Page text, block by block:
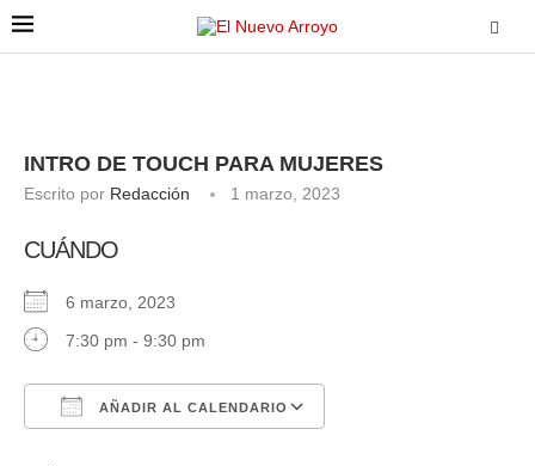
INTRO DE TOUCH PARA MUJERES
Escrito por Redacción 1 marzo, 2023
CUÁNDO
6 marzo, 2023
7:30 pm - 9:30 pm
AÑADIR AL CALENDARIO